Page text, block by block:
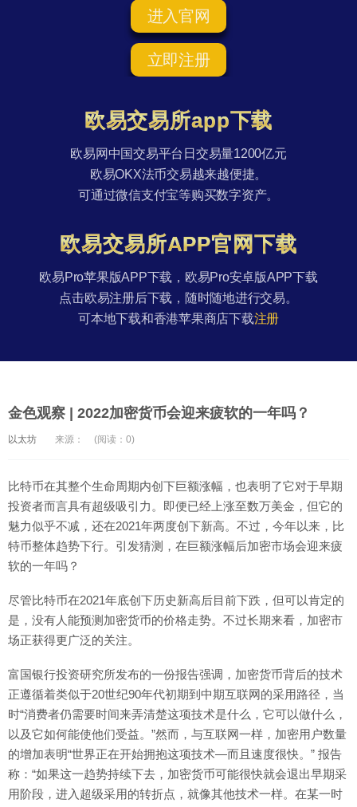
进入官网
立即注册
欧易交易所app下载
欧易网中国交易平台日交易量1200亿元
欧易OKX法币交易越来越便捷。
可通过微信支付宝等购买数字资产。
欧易交易所APP官网下载
欧易Pro苹果版APP下载，欧易Pro安卓版APP下载
点击欧易注册后下载，随时随地进行交易。
可本地下载和香港苹果商店下载注册
金色观察 | 2022加密货币会迎来疲软的一年吗？
以太坊 来源： (阅读：0)
比特币在其整个生命周期内创下巨额涨幅，也表明了它对于早期
投资者而言具有超级吸引力。即便已经上涨至数万美金，但它的
魅力似乎不减，还在2021年两度创下新高。不过，今年以来，比
特币整体趋势下行。引发猜测，在巨额涨幅后加密市场会迎来疲
软的一年吗？
尽管比特币在2021年底创下历史新高后目前下跌，但可以肯定的
是，没有人能预测加密货币的价格走势。不过长期来看，加密市
场正获得更广泛的关注。
富国银行投资研究所发布的一份报告强调，加密货币背后的技术
正遵循着类似于20世纪90年代初期到中期互联网的采用路径，当
时“消费者仍需要时间来弄清楚这项技术是什么，它可以做什么，
以及它如何能使他们受益。”然而，与互联网一样，加密用户数量
的增加表明“世界正在开始拥抱这项技术—而且速度很快。” 报告
称：“如果这一趋势持续下去，加密货币可能很快就会退出早期采
用阶段，进入超级采用的转折点，就像其他技术一样。在某一时